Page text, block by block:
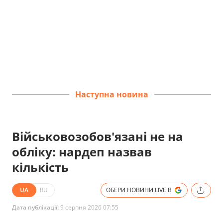
Наступна новина
Військовозобов'язані не на
обліку: нардеп назвав
кількість
UA RU ОБЕРИ НОВИНИ.LIVE В
Дата публікації:9 серпня 2026 07:55